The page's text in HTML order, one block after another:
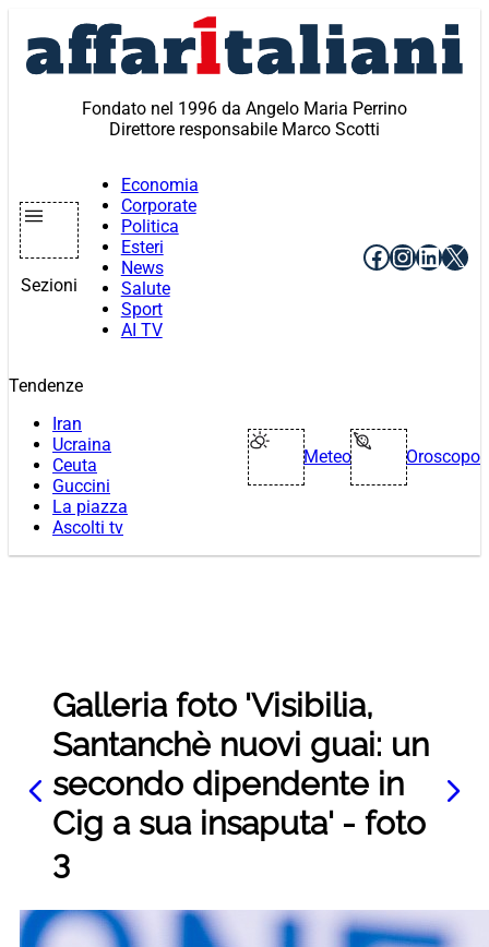
contenuto
Fondato nel 1996 da Angelo Maria Perrino
Direttore responsabile Marco Scotti
Sezioni
Economia
Corporate
Politica
Esteri
News
Salute
Sport
AI TV
Facebook
X
Tendenze
Iran
Ucraina
Ceuta
Guccini
La piazza
Ascolti tv
Meteo Oroscopo
Galleria foto 'Visibilia,
Santanchè nuovi guai: un
secondo dipendente in
Cig a sua insaputa' - foto
3